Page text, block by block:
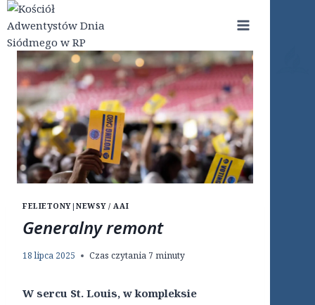
Przejdź
do
treści
FELIETONY|NEWSY / AAI
Generalny remont
18 lipca 2025 Czas czytania 7 minuty
W sercu St. Louis, w kompleksie